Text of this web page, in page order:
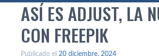
ASÍ ES ADJUST, LA
CON FREEPIK
Publicado el 20 diciembre, 2024